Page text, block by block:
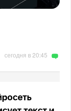
сегодня в 20:45